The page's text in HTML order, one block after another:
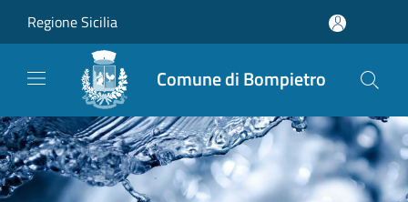
Regione Sicilia
Comune di Bompietro